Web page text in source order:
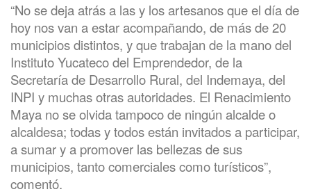
“No se deja atrás a las y los artesanos que el día de
hoy nos van a estar acompañando, de más de 20
municipios distintos, y que trabajan de la mano del
Instituto Yucateco del Emprendedor, de la
Secretaría de Desarrollo Rural, del Indemaya, del
INPI y muchas otras autoridades. El Renacimiento
Maya no se olvida tampoco de ningún alcalde o
alcaldesa; todas y todos están invitados a participar,
a sumar y a promover las bellezas de sus
municipios, tanto comerciales como turísticos”,
comentó.